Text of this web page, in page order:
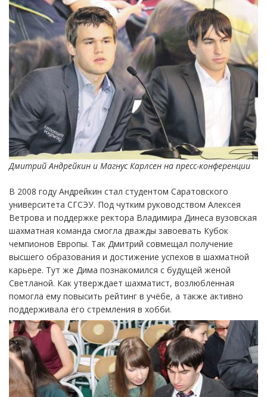
Дмитрий Андрейкин и Магнус Карлсен на пресс-конференции
В 2008 году Андрейкин стал студентом Саратовского
университета СГСЭУ. Под чутким руководством Алексея
Ветрова и поддержке ректора Владимира Динеса вузовская
шахматная команда смогла дважды завоевать Кубок
чемпионов Европы. Так Дмитрий совмещал получение
высшего образования и достижение успехов в шахматной
карьере. Тут же Дима познакомился с будущей женой
Светланой. Как утверждает шахматист, возлюбленная
помогла ему повысить рейтинг в учёбе, а также активно
поддерживала его стремления в хобби.